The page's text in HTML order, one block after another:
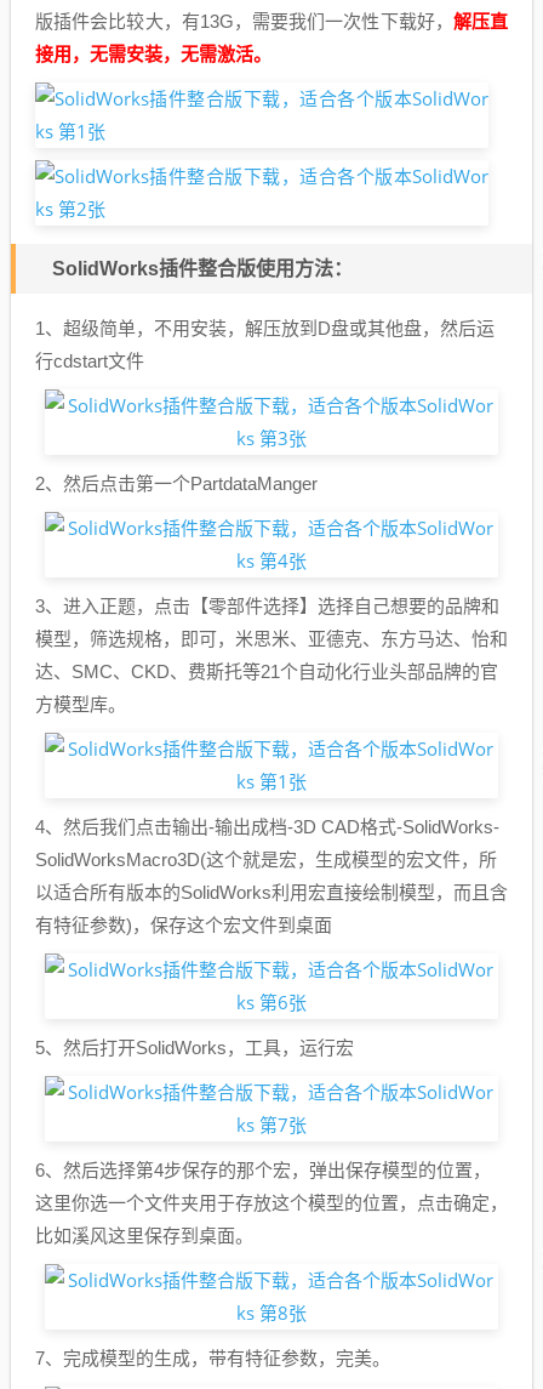
版插件会比较大，有13G，需要我们一次性下载好， 解压直
接用，无需安装，无需激活。
SolidWorks插件整合版使用方法：
1、超级简单，不用安装，解压放到D盘或其他盘，然后运
行cdstart文件
2、然后点击第一个PartdataManger
3、进入正题，点击【零部件选择】选择自己想要的品牌和
模型，筛选规格，即可，米思米、亚德克、东方马达、怡和
达、SMC、CKD、费斯托等21个自动化行业头部品牌的官
方模型库。
4、然后我们点击输出-输出成档-3D CAD格式-SolidWorks-
SolidWorksMacro3D(这个就是宏，生成模型的宏文件，所
以适合所有版本的SolidWorks利用宏直接绘制模型，而且含
有特征参数)，保存这个宏文件到桌面
5、然后打开SolidWorks，工具，运行宏
6、然后选择第4步保存的那个宏，弹出保存模型的位置，
这里你选一个文件夹用于存放这个模型的位置，点击确定，
比如溪风这里保存到桌面。
7、完成模型的生成，带有特征参数，完美。